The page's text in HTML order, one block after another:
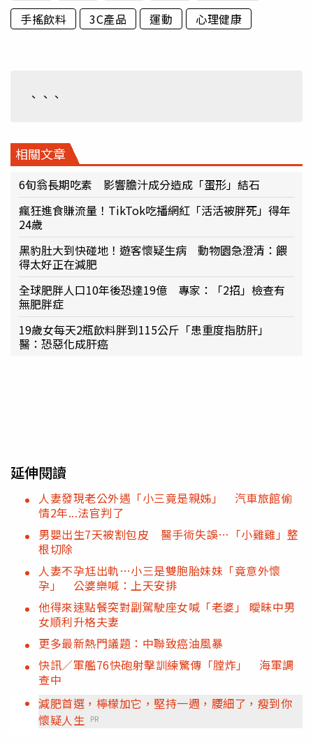
手搖飲料
3C產品 運動 心理健康
、、、
相關文章
6旬翁長期吃素 影響膽汁成分造成「蛋形」結石
瘋狂進食賺流量！TikTok吃播網紅「活活被胖死」得年
24歲
黑豹肚大到快碰地！遊客懷疑生病 動物園急澄清：餵
得太好正在減肥
全球肥胖人口10年後恐達19億 專家：「2招」檢查有
無肥胖症
19歲女每天2瓶飲料胖到115公斤「患重度指肪肝」
醫：恐惡化成肝癌
延伸閱讀
人妻發現老公外遇「小三竟是親姊」 汽車旅館偷
情2年...法官判了
男嬰出生7天被割包皮 醫手術失誤…「小雞雞」整
根切除
人妻不孕尪出軌…小三是雙胞胎妹妹「竟意外懷
孕」 公婆樂喊：上天安排
他得來速點餐突對副駕駛座女喊「老婆」 曖昧中男
女順利升格夫妻
更多最新熱門議題：中聯致癌油風暴
快訊／軍艦76快砲射擊訓練驚傳「膛炸」 海軍調
查中
減肥首選，檸檬加它，堅持一週，腰細了，瘦到你
懷疑人生
PR